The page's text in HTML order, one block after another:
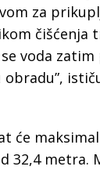
za
čišćenja
voda
će
32,4 metra.